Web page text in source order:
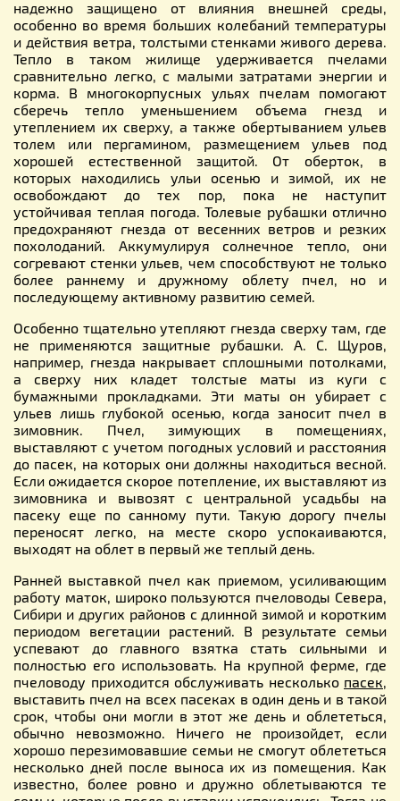
надежно защищено от влияния внешней среды,
особенно во время больших колебаний температуры
и действия ветра, толстыми стенками живого дерева.
Тепло в таком жилище удерживается пчелами
сравнительно легко, с малыми затратами энергии и
корма. В многокорпусных ульях пчелам помогают
сберечь тепло уменьшением объема гнезд и
утеплением их сверху, а также обертыванием ульев
толем или пергамином, размещением ульев под
хорошей естественной защитой. От оберток, в
которых находились ульи осенью и зимой, их не
освобождают до тех пор, пока не наступит
устойчивая теплая погода. Толевые рубашки отлично
предохраняют гнезда от весенних ветров и резких
похолоданий. Аккумулируя солнечное тепло, они
согревают стенки ульев, чем способствуют не только
более раннему и дружному облету пчел, но и
последующему активному развитию семей.
Особенно тщательно утепляют гнезда сверху там, где
не применяются защитные рубашки. А. С. Щуров,
например, гнезда накрывает сплошными потолками,
а сверху них кладет толстые маты из куги с
бумажными прокладками. Эти маты он убирает с
ульев лишь глубокой осенью, когда заносит пчел в
зимовник. Пчел, зимующих в помещениях,
выставляют с учетом погодных условий и расстояния
до пасек, на которых они должны находиться весной.
Если ожидается скорое потепление, их выставляют из
зимовника и вывозят с центральной усадьбы на
пасеку еще по санному пути. Такую дорогу пчелы
переносят легко, на месте скоро успокаиваются,
выходят на облет в первый же теплый день.
Ранней выставкой пчел как приемом, усиливающим
работу маток, широко пользуются пчеловоды Севера,
Сибири и других районов с длинной зимой и коротким
периодом вегетации растений. В результате семьи
успевают до главного взятка стать сильными и
полностью его использовать. На крупной ферме, где
пчеловоду приходится обслуживать несколько пасек,
выставить пчел на всех пасеках в один день и в такой
срок, чтобы они могли в этот же день и облететься,
обычно невозможно. Ничего не произойдет, если
хорошо перезимовавшие семьи не смогут облететься
несколько дней после выноса их из помещения. Как
известно, более ровно и дружно облетываются те